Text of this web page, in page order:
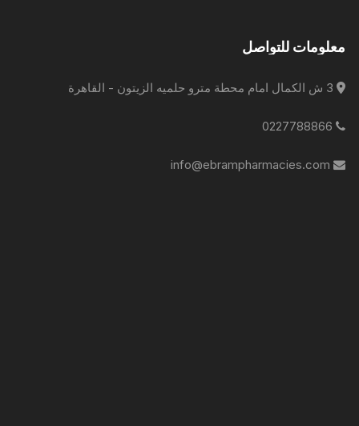
معلومات للتواصل